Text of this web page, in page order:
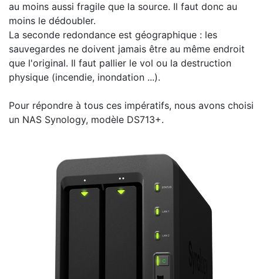
au moins aussi fragile que la source. Il faut donc au
moins le dédoubler.
La seconde redondance est géographique : les
sauvegardes ne doivent jamais être au même endroit
que l'original. Il faut pallier le vol ou la destruction
physique (incendie, inondation ...).
Pour répondre à tous ces impératifs, nous avons choisi
un NAS Synology, modèle DS713+.